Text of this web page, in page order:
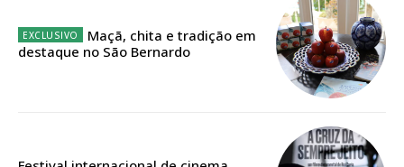
32€
Edição em papel entregue à Quinta-feira em sua
Maçã, chita e tradição em
destaque no São Bernardo